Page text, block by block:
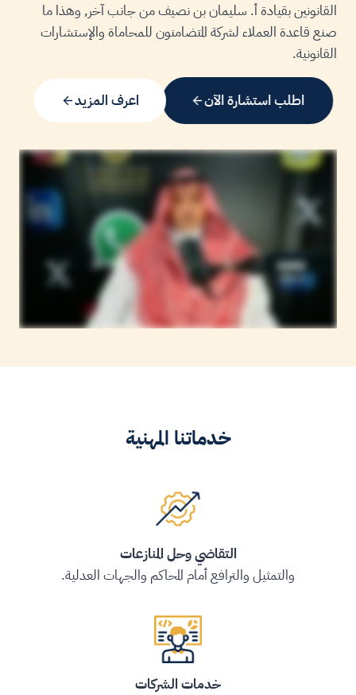
القانونين بقيادة أ. سليمان بن نصيف من جانب آخر, وهذا ما
صنع قاعدة العملاء لشركة المتضامنون للمحاماة والإستشارات
القانونية.
اطلب استشارة الآن اعرف المزيد
خدماتنا المهنية
التقاضي وحل المنازعات
والتمثيل والترافع أمام المحاكم والجهات العدلية.
خدمات الشركات